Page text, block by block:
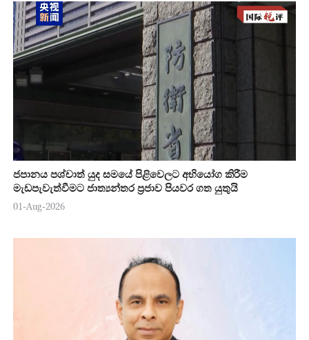
ජපානය පශ්චාත් යුද සමයේ පිළිවෙලට අභියෝග කිරීම
මැඩපැවැත්වීමට ජාත්‍යන්තර ප්‍රජාව පියවර ගත යුතුයි
01-Aug-2026